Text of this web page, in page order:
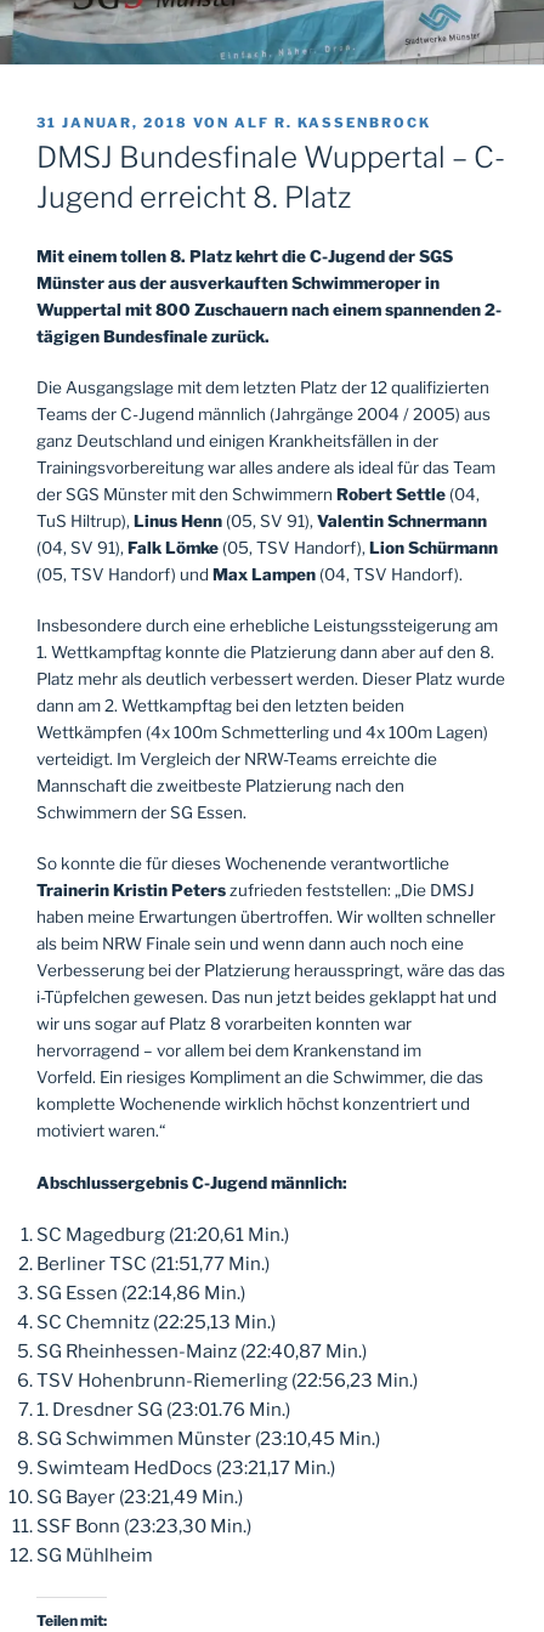
VERÖFFENTLICHT
AM
31 JANUAR, 2018 VON ALF R. KASSENBROCK
DMSJ Bundesfinale Wuppertal – C-
Jugend erreicht 8. Platz
Mit einem tollen 8. Platz kehrt die C-Jugend der SGS
Münster aus der ausverkauften Schwimmeroper in
Wuppertal mit 800 Zuschauern nach einem spannenden 2-
tägigen Bundesfinale zurück.
Die Ausgangslage mit dem letzten Platz der 12 qualifizierten
Teams der C-Jugend männlich (Jahrgänge 2004 / 2005) aus
ganz Deutschland und einigen Krankheitsfällen in der
Trainingsvorbereitung war alles andere als ideal für das Team
der SGS Münster mit den Schwimmern Robert Settle (04,
TuS Hiltrup), Linus Henn (05, SV 91), Valentin Schnermann
(04, SV 91), Falk Lömke (05, TSV Handorf), Lion Schürmann
(05, TSV Handorf) und Max Lampen (04, TSV Handorf).
Insbesondere durch eine erhebliche Leistungssteigerung am
1. Wettkampftag konnte die Platzierung dann aber auf den 8.
Platz mehr als deutlich verbessert werden. Dieser Platz wurde
dann am 2. Wettkampftag bei den letzten beiden
Wettkämpfen (4x 100m Schmetterling und 4x 100m Lagen)
verteidigt. Im Vergleich der NRW-Teams erreichte die
Mannschaft die zweitbeste Platzierung nach den
Schwimmern der SG Essen.
So konnte die für dieses Wochenende verantwortliche
Trainerin Kristin Peterszufrieden feststellen: „Die DMSJ
haben meine Erwartungen übertroffen. Wir wollten schneller
als beim NRW Finale sein und wenn dann auch noch eine
Verbesserung bei der Platzierung herausspringt, wäre das das
i-Tüpfelchen gewesen. Das nun jetzt beides geklappt hat und
wir uns sogar auf Platz 8 vorarbeiten konnten war
hervorragend – vor allem bei dem Krankenstand im
Vorfeld. Ein riesiges Kompliment an die Schwimmer, die das
komplette Wochenende wirklich höchst konzentriert und
motiviert waren.“
Abschlussergebnis C-Jugend männlich:
SC Magedburg (21:20,61 Min.)
Berliner TSC (21:51,77 Min.)
SG Essen (22:14,86 Min.)
SC Chemnitz (22:25,13 Min.)
SG Rheinhessen-Mainz (22:40,87 Min.)
TSV Hohenbrunn-Riemerling (22:56,23 Min.)
1. Dresdner SG (23:01.76 Min.)
SG Schwimmen Münster (23:10,45 Min.)
Swimteam HedDocs (23:21,17 Min.)
SG Bayer (23:21,49 Min.)
SSF Bonn (23:23,30 Min.)
SG Mühlheim
Teilen mit: